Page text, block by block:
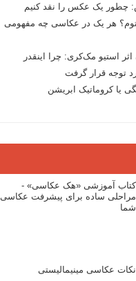
چطور یک عکس را نقد کنیم
هر یک در عکاسی چه مفهومی
اثر استیو مک‌کری: چرا اینقدر
توجه قرار گرفت
یا کروماتیک ابریشن
کتاب آموزشی «هک عکاسی» -
مراحلی ساده برای پیشرفت عکاسی
شما
نکات عکاسی مینیمالیستی